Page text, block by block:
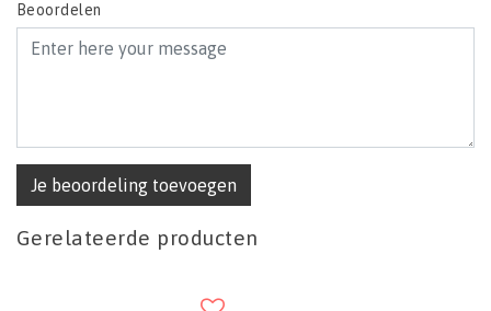
Beoordelen
Je beoordeling toevoegen
Gerelateerde producten